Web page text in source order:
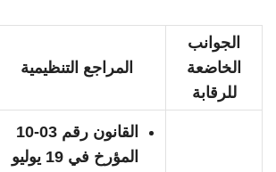
الجوانب
الخاضعة
للرقابة
المراجع التنظيمية
القانون رقم 03-10
المؤرخ في 19 يوليو